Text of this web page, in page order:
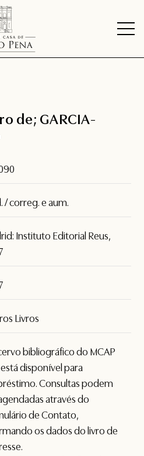
de; GARCIA-
/ correg. e aum.
Instituto Editorial Reus,
Livros
bibliográfico do MCAP
disponível para
Consultas podem
através do
deContato,
os dados do livro de